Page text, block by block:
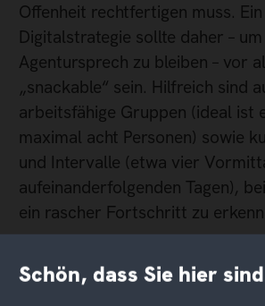
Offenheit rechtfertigen muss.
Digitalstrategie sollte daher – um
Agentursprech zu bleiben – vor
„snackable“ sein. Hilfreich sind
arbeitsfähige Gruppen (ideal ist
maximal acht Personen) sowie
und Intervalle (etwa vier
aufeinanderfolgenden Tagen),
ein rascher Fortschritt zu
Darüber hinaus gilt es, eine
gewährleisten, bei der sämtliche
Schön, dass Sie hier